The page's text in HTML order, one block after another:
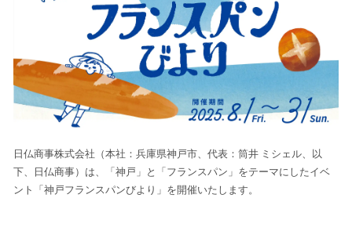
で
す
日仏商事株式会社（本社：兵庫県神戸市、代表：筒井 ミシェル、以
下、日仏商事）は、「神戸」と「フランスパン」をテーマにしたイベ
ント「神戸フランスパンびより」を開催いたします。